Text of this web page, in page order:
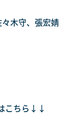
木守、張宏婧
こちら↓↓